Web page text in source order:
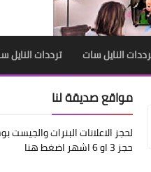
النايل سات ترددات النايل
مواقع صديقة لنا
لحجز الاعلانات البنرات
حجز 3 او 6 اشهر اضغط هنا